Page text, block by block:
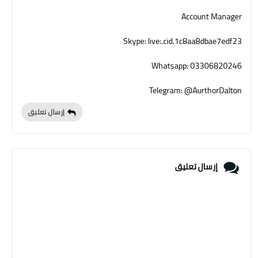
Account Manager
Skype: live:.cid.1c8aa8dbae7edf23
Whatsapp: 03306820246
Telegram: @AurthorDalton
إرسال تعليق
إرسال تعليق